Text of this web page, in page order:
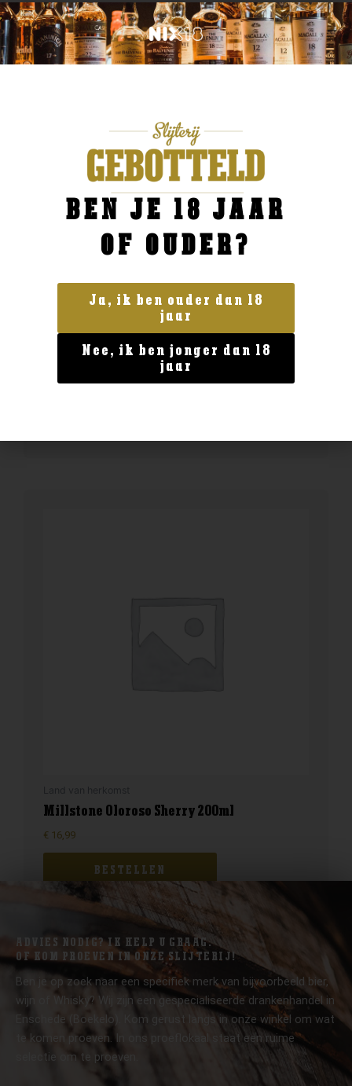
Land van herkomst
The Glenlivet Founder’s Reserve
34,99
Millstone Oloroso Sherry 200ml
€ 16,99
BESTELLEN
ADVIES NODIG? IK HELP U GRAAG.
OF KOM PROEVEN IN ONZE SLIJTERIJ!
Ben je op zoek naar een specifiek merk van bijvoorbeeld bier,
wijn of Whisky? Wij zijn een gespecialiseerde drankenhandel in
Enschede (Boekelo). Kom gerust langs in onze winkel om wat
te komen proeven. In ons proeflokaal staat een ruime
selectie om te proeven.
BEN JE 18 JAAR
OF OUDER?
Ja, ik ben ouder dan 18
jaar
Nee, ik ben jonger dan 18
jaar